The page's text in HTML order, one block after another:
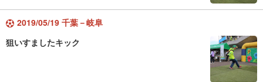
2019/05/19 千葉－岐阜
狙いすましたキック